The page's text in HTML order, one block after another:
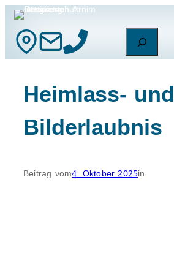
Zum
Inhalt
springen Suchen
Heimlass- und
Bilderlaubnis
Beitrag vom4. Oktober 2025in